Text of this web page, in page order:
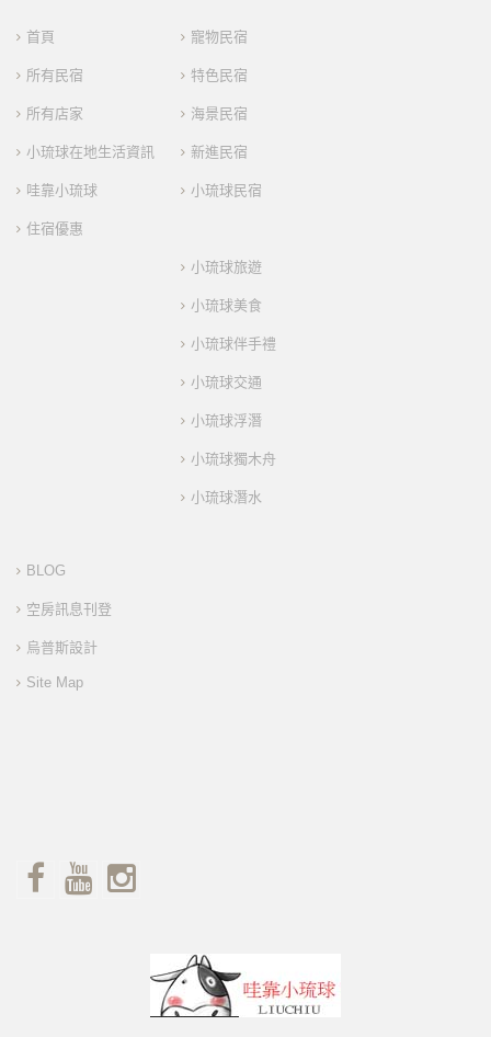
首頁
所有民宿
所有店家
小琉球在地生活資訊
哇靠小琉球
住宿優惠
寵物民宿
特色民宿
海景民宿
新進民宿
小琉球民宿
小琉球旅遊
小琉球美食
小琉球伴手禮
小琉球交通
小琉球浮潛
小琉球獨木舟
小琉球潛水
BLOG
空房訊息刊登
烏普斯設計
Site Map